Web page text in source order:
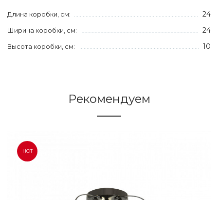
Длина коробки, см: 24
Ширина коробки, см: 24
Высота коробки, см: 10
Рекомендуем
HOT